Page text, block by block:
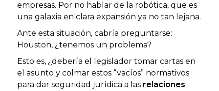
empresas. Por no hablar de la robótica, que es
una galaxia en clara expansión ya no tan lejana.
Ante esta situación, cabría preguntarse:
Houston, ¿tenemos un problema?
Esto es, ¿debería el legislador tomar cartas en
el asunto y colmar estos “vacíos” normativos
para dar seguridad jurídica a las relaciones